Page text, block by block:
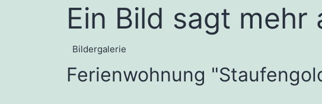
Ein Bild sagt mehr
Bildergalerie
Ferienwohnung